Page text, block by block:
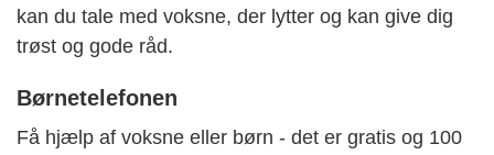
kan du tale med voksne, der lytter og kan give dig
trøst og gode råd.
Børnetelefonen
Få hjælp af voksne eller børn - det er gratis og 100